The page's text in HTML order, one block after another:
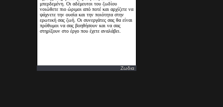
Ζωδια